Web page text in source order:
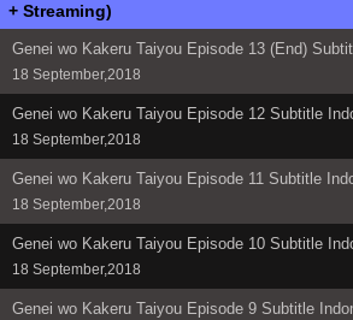
+ Streaming)
Genei wo Kakeru Taiyou Episode 13 (End)
18 September,2018
Genei wo Kakeru Taiyou Episode 12 Subtitle
18 September,2018
Genei wo Kakeru Taiyou Episode 11 Subtitle
18 September,2018
Genei wo Kakeru Taiyou Episode 10 Subtitle
18 September,2018
Genei wo Kakeru Taiyou Episode 9 Subtitle